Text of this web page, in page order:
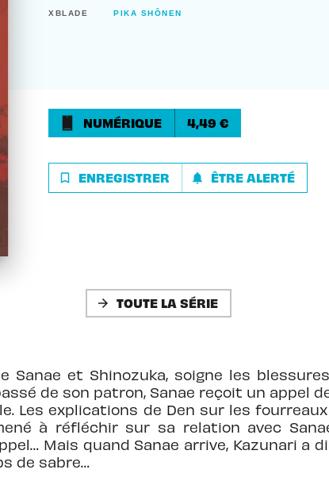
XBLADE PIKA SHÔNEN
NUMÉRIQUE 4,49 €
bookmark_border ENREGISTRER notifications ÊTRE ALERTÉ
arrow_forward TOUTE LA SÉRIE
Sanae et Shinozuka, soigne les
de son patron, Sanae reçoit un appel
Les explications de Den sur les
à réfléchir sur sa relation avec
Mais quand Sanae arrive, Kazunari a
de sabre…